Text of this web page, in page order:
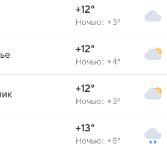
+12°
Ночью: +3°
+12°
Ночью: +4°
+12°
Ночью: +3°
+13°
Ночью: +6°